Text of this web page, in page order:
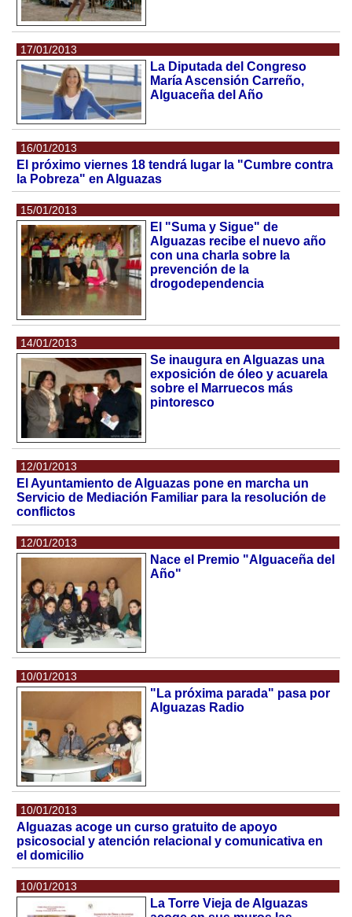
17/01/2013
La Diputada del Congreso
María Ascensión Carreño,
Alguaceña del Año
16/01/2013
El próximo viernes 18 tendrá lugar la "Cumbre contra
la Pobreza" en Alguazas
15/01/2013
El "Suma y Sigue" de
Alguazas recibe el nuevo año
con una charla sobre la
prevención de la
drogodependencia
14/01/2013
Se inaugura en Alguazas una
exposición de óleo y acuarela
sobre el Marruecos más
pintoresco
12/01/2013
El Ayuntamiento de Alguazas pone en marcha un
Servicio de Mediación Familiar para la resolución de
conflictos
12/01/2013
Nace el Premio "Alguaceña del
Año"
10/01/2013
"La próxima parada" pasa por
Alguazas Radio
10/01/2013
Alguazas acoge un curso gratuito de apoyo
psicosocial y atención relacional y comunicativa en
el domicilio
10/01/2013
La Torre Vieja de Alguazas